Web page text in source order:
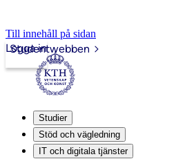
Till innehåll på sidan
Studentwebben
Logga in
Studier
Stöd och vägledning
IT och digitala tjänster